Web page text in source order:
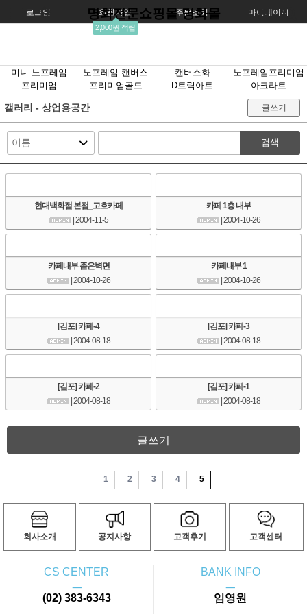
로그인 회원가입
2,000원 적립
주문조회 마이페이지
명화전문쇼핑몰 명화몰
미니 노프레임 노프레임 캔버스 캔버스화
노프레임프리미엄
프리미엄
프리미엄골드 D트릭아트 아크라트
갤러리 - 상업용공간 글쓰기
검색
현대백화점 본점_고흐카페
| 2004-11-5
카페 1층 내부
| 2004-10-26
카페내부 좁은벽면
| 2004-10-26
카페내부 1
| 2004-10-26
[김포] 카페-4
| 2004-08-18
[김포] 카페-3
| 2004-08-18
[김포] 카페-2
| 2004-08-18
[김포] 카페-1
| 2004-08-18
글쓰기
1 2 3 4 5
회사소개 공지사항 고객후기 고객센터
CS CENTER
ㅡ
(02) 383-6343
BANK INFO
ㅡ
임영원